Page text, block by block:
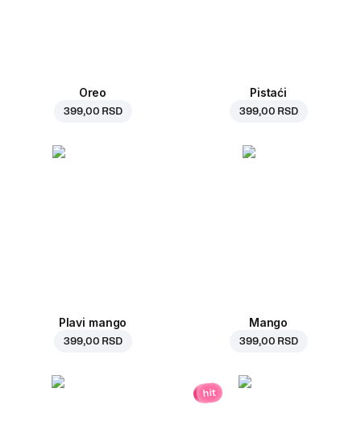
Oreo
399,00 RSD
Pistaći
399,00 RSD
Plavi mango
399,00 RSD
Mango
399,00 RSD
hit